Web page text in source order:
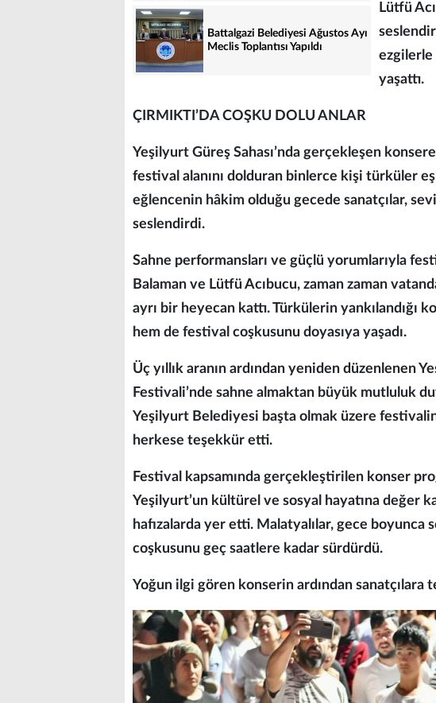
Battalgazi Belediyesi Ağustos Ayı
Meclis Toplantısı Yapıldı
Lütfü
ezgilerle
yaşattı.
ÇIRMIKTI’DA COŞKU DOLU ANLAR
Yeşilyurt Güreş Sahası’nda gerçekleşen
festival alanını dolduran binlerce kişi türküler
eğlencenin hâkim olduğu gecede sanatçılar,
seslendirdi.
Sahne performansları ve güçlü yorumlarıyla
Balaman ve Lütfü Acıbucu, zaman zaman
ayrı bir heyecan kattı. Türkülerin yankılandığı
hem de festival coşkusunu doyasıya yaşadı.
Üç yıllık aranın ardından yeniden düzenlenen
Festivali’nde sahne almaktan büyük mutluluk
Yeşilyurt Belediyesi başta olmak üzere
herkese teşekkür etti.
Festival kapsamında gerçekleştirilen konser
Yeşilyurt’un kültürel ve sosyal hayatına değer
hafızalarda yer etti. Malatyalılar, gece
coşkusunu geç saatlere kadar sürdürdü.
Yoğun ilgi gören konserin ardından